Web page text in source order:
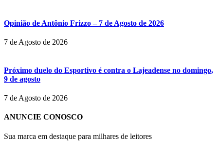
Opinião de Antônio Frizzo – 7 de Agosto de 2026
7 de Agosto de 2026
Próximo duelo do Esportivo é contra o Lajeadense no domingo,
9 de agosto
7 de Agosto de 2026
ANUNCIE CONOSCO
Sua marca em destaque para milhares de leitores